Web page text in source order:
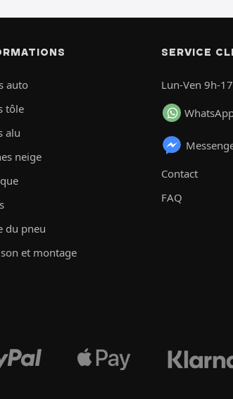
auto
tôle
alu
neige
du pneu
et montage
SERVICE
Lun-Ven 9h-
Contact
FAQ